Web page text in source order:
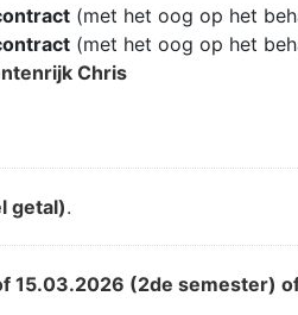
(met het oog op het
(met het oog op het
Chris
getal).
15.03.2026 (2de semester)